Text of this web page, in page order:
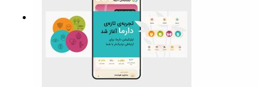
#دارما_مدیتیشن
#dharmameditation